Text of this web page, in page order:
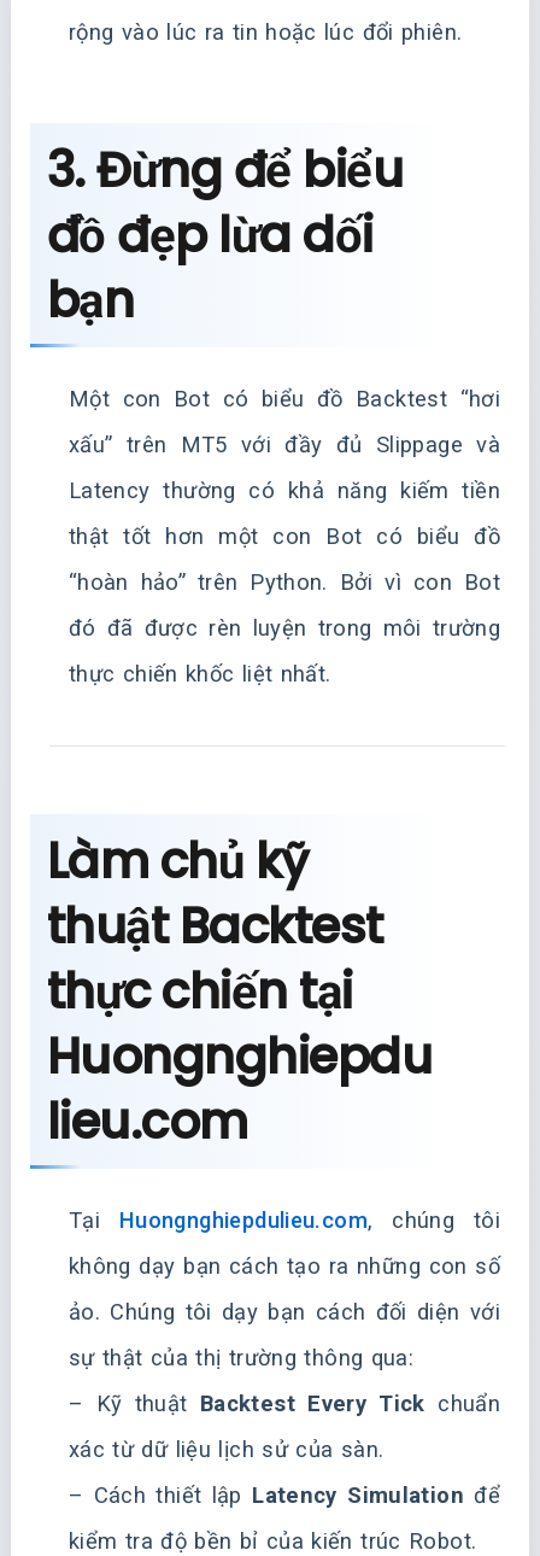
rộng vào lúc ra tin hoặc lúc đổi phiên.
3. Đừng để biểu
đồ đẹp lừa dối
bạn
Một con Bot có biểu đồ Backtest “hơi
xấu” trên MT5 với đầy đủ Slippage và
Latency thường có khả năng kiếm tiền
thật tốt hơn một con Bot có biểu đồ
“hoàn hảo” trên Python. Bởi vì con Bot
đó đã được rèn luyện trong môi trường
thực chiến khốc liệt nhất.
Làm chủ kỹ
thuật Backtest
thực chiến tại
Huongnghiepdu
lieu.com
Tại Huongnghiepdulieu.com, chúng tôi
không dạy bạn cách tạo ra những con số
ảo. Chúng tôi dạy bạn cách đối diện với
sự thật của thị trường thông qua:
– Kỹ thuật Backtest Every Tick chuẩn
xác từ dữ liệu lịch sử của sàn.
– Cách thiết lập Latency Simulation để
kiểm tra độ bền bỉ của kiến trúc Robot.